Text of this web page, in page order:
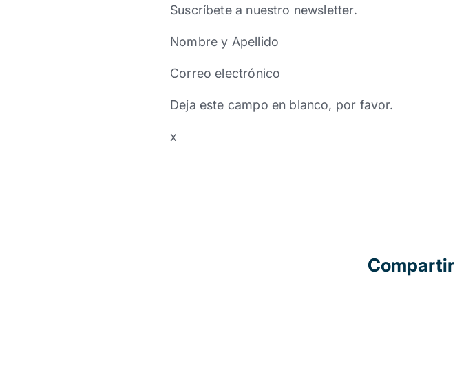
Suscríbete a nuestro newsletter.
Nombre y Apellido
Correo electrónico
Deja este campo en blanco, por favor.
x
Compartir